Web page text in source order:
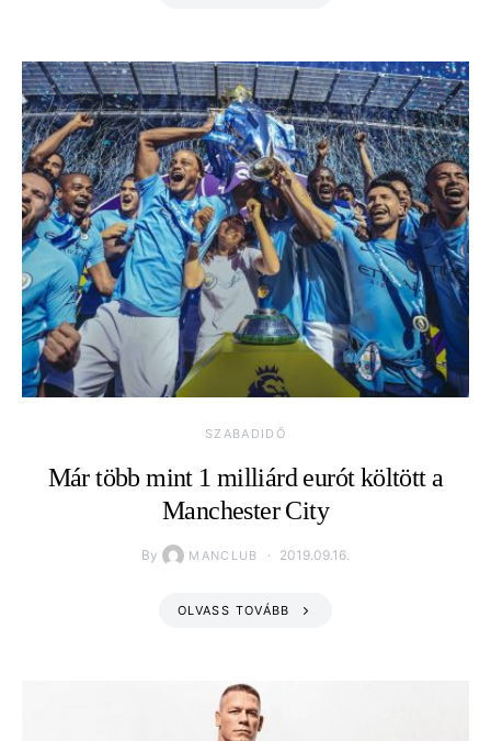
SZABADIDŐ
Már több mint 1 milliárd eurót költött a
Manchester City
By MANCLUB 2019.09.16.
OLVASS TOVÁBB